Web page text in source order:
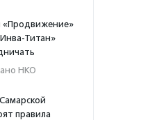
«Продвижение»
Титан»
НКО
правила